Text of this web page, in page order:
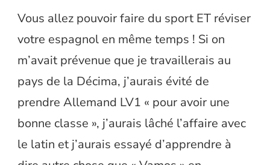
Vous allez pouvoir faire du sport ET réviser
votre espagnol en même temps ! Si on
m’avait prévenue que je travaillerais au
pays de la Décima, j’aurais évité de
prendre Allemand LV1 « pour avoir une
bonne classe », j’aurais lâché l’affaire avec
le latin et j’aurais essayé d’apprendre à